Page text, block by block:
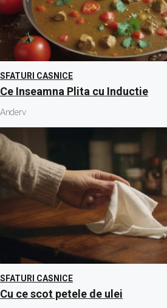
SFATURI CASNICE
Ce Inseamna Plita cu Inductie
Anderv
SFATURI CASNICE
Cu ce scot petele de ulei